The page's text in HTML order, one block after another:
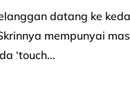
datang ke
mempunyai
‘touch...